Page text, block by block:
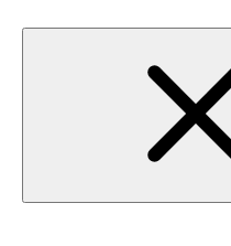
от 16 964 ₴ / мес